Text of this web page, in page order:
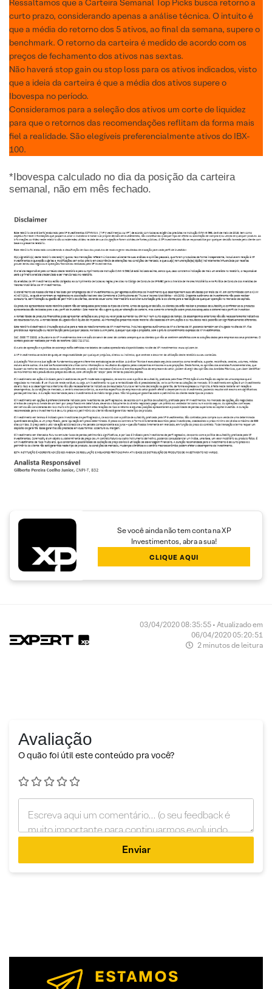
Ressaltamos que a Carteira Semanal Top Picks busca retorno a
curto prazo, considerando apenas a análise técnica. O intuito é
que a média do retorno dos 5 ativos, ao final da semana, supere o
benchmark. O retorno da carteira é medido de acordo com os
preços de fechamento dos ativos nas sextas.
Não haverá stop gain ou stop loss para os ativos indicados, visto
que a ideia da carteira é que a média dos ativos supere o
Ibovespa no período.
Consideramos para a seleção dos ativos um corte de liquidez
para que o retornos das recomendações reflitam da forma mais
fiel a realidade. São elegíveis preferencialmente ativos do IBX-
100.
*Ibovespa calculado no dia da posição da carteira
semanal, não em mês fechado.
Se você ainda não tem conta na XP
Investimentos, abra a sua!
CLIQUE AQUI
03/04/2020 08:35:55 • Atualizado em
06/04/2020 05:20:51
2 minutos de leitura
Avaliação
O quão foi útil este conteúdo pra você?
Enviar